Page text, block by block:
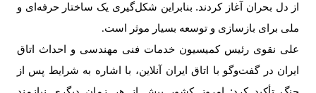
از دل بحران آغاز کردند. بنابراین شکل‌گیری یک ساختار حرفه‌ای و
ملی برای بازسازی و توسعه بسیار موثر است.
علی نقوی رئیس کمیسیون خدمات فنی مهندسی و احداث اتاق
ایران در گفت‌وگو با اتاق ایران آنلاین، با اشاره به شرایط پس از